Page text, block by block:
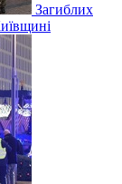
Загиблих